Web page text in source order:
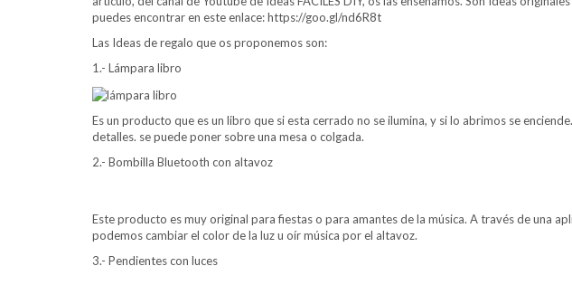
puedes encontrar en este enlace: https://goo.gl/nd6R8t
Las Ideas de regalo que os proponemos son:
1.- Lámpara libro
Es un producto que es un libro que si esta cerrado no se ilumina, y si lo abrimos se
detalles. se puede poner sobre una mesa o colgada.
2.- Bombilla Bluetooth con altavoz
Este producto es muy original para fiestas o para amantes de la música. A través de una
podemos cambiar el color de la luz u oír música por el altavoz.
3.- Pendientes con luces